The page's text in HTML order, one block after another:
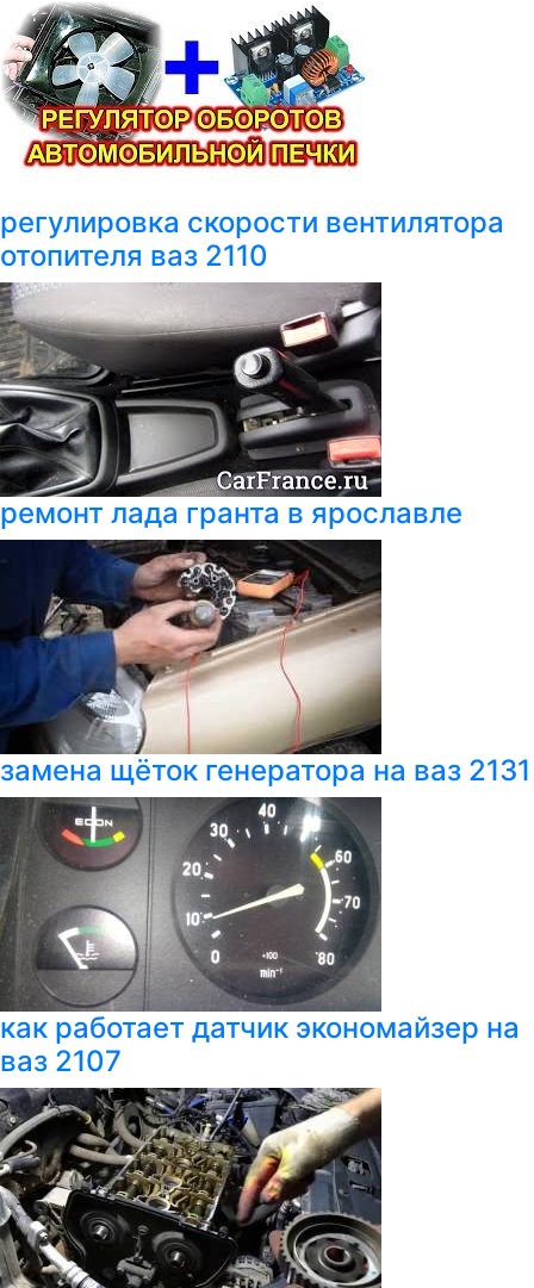
регулировка скорости вентилятора
отопителя ваз 2110
ремонт лада гранта в ярославле
замена щёток генератора на ваз 2131
как работает датчик экономайзер на
ваз 2107